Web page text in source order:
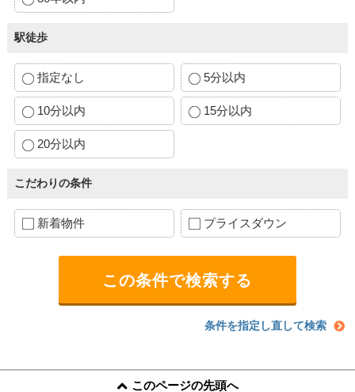
駅徒歩
指定なし 5分以内
10分以内 15分以内
20分以内
こだわりの条件
新着物件 プライスダウン
条件を指定し直して検索
このページの先頭へ